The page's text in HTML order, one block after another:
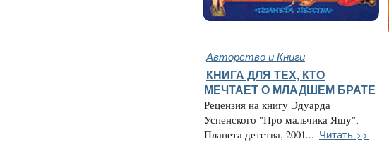
Авторство и Книги
КНИГА ДЛЯ ТЕХ, КТО
МЕЧТАЕТ О МЛАДШЕМ БРАТЕ
Рецензия на книгу Эдуарда
Успенского "Про мальчика Яшу",
Планета детства, 2001... Читать >>